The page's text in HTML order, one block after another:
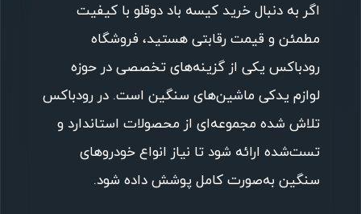
اگر به دنبال خرید کیسه باد دوقلو با کیفیت
مطمئن و قیمت رقابتی هستید، فروشگاه
رودباکس یکی از گزینه‌های تخصصی در حوزه
لوازم یدکی ماشین‌های سنگین است. در رودباکس
تلاش شده مجموعه‌ای از محصولات استاندارد و
تست‌شده ارائه شود تا نیاز انواع خودروهای
سنگین به‌صورت کامل پوشش داده شود.